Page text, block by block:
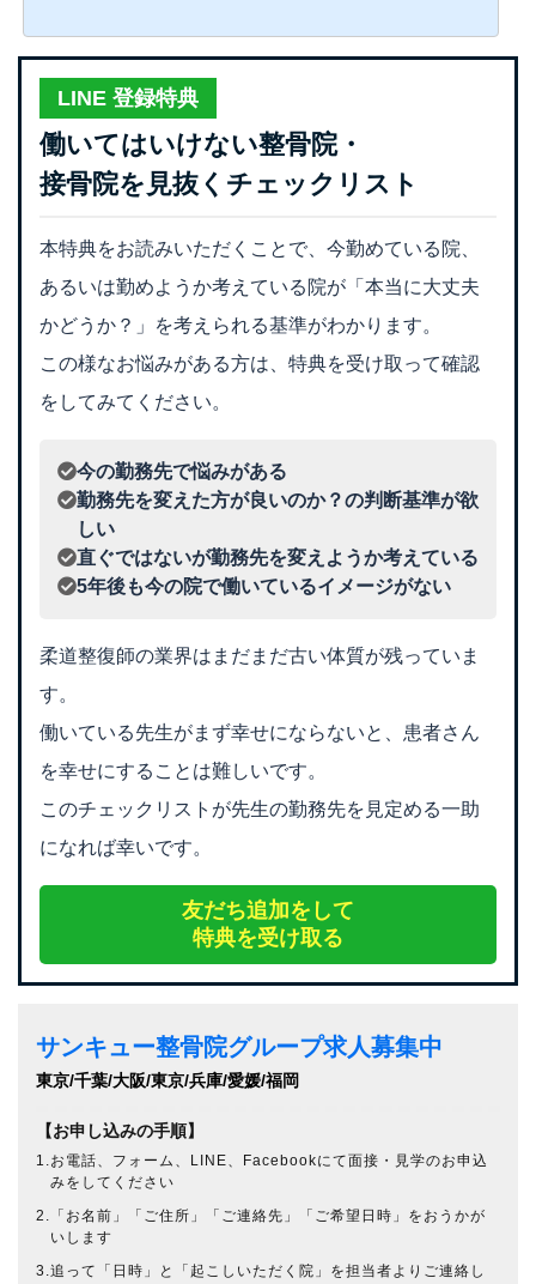
せん。しかし、スポーツトレーナーとして働いている人の...
LINE 登録特典
働いてはいけない整骨院・
接骨院を見抜くチェックリスト
本特典をお読みいただくことで、今勤めている院、
あるいは勤めようか考えている院が「本当に大丈夫
かどうか？」を考えられる基準がわかります。
この様なお悩みがある方は、特典を受け取って確認
をしてみてください。
今の勤務先で悩みがある
勤務先を変えた方が良いのか？の判断基準が欲
しい
直ぐではないが勤務先を変えようか考えている
5年後も今の院で働いているイメージがない
柔道整復師の業界はまだまだ古い体質が残っていま
す。
働いている先生がまず幸せにならないと、患者さん
を幸せにすることは難しいです。
このチェックリストが先生の勤務先を見定める一助
になれば幸いです。
友だち追加をして
特典を受け取る
サンキュー整骨院グループ求人募集中
東京/千葉/大阪/東京/兵庫/愛媛/福岡
【お申し込みの手順】
1.お電話、フォーム、LINE、Facebookにて面接・見学のお申込
みをしてください
2.「お名前」「ご住所」「ご連絡先」「ご希望日時」をおうかが
いします
3.追って「日時」と「起こしいただく院」を担当者よりご連絡し